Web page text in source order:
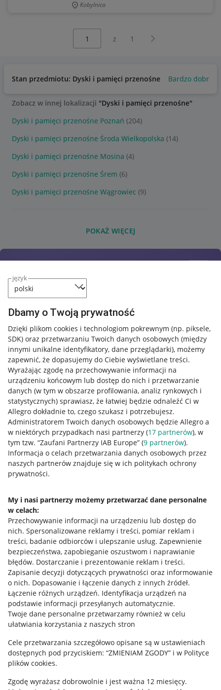
język
Dbamy o Twoją prywatność
Dzięki plikom cookies i technologiom pokrewnym (np. piksele,
SDK) oraz przetwarzaniu Twoich danych osobowych (między
innymi unikalne identyfikatory, dane przeglądarki), możemy
zapewnić, że dopasujemy do Ciebie wyświetlane treści.
Wyrażając zgodę na przechowywanie informacji na
urządzeniu końcowym lub dostęp do nich i przetwarzanie
danych (w tym w obszarze profilowania, analiz rynkowych i
statystycznych) sprawiasz, że łatwiej będzie odnaleźć Ci w
Allegro dokładnie to, czego szukasz i potrzebujesz.
Administratorem Twoich danych osobowych będzie Allegro a
w niektórych przypadkach nasi partnerzy (17 partnerów), w
tym tzw. “Zaufani Partnerzy IAB Europe” (9 partnerów).
Informacja o celach przetwarzania danych osobowych przez
naszych partnerów znajduje się w ich politykach ochrony
prywatności.
My i nasi partnerzy możemy przetwarzać dane personalne
w celach:
Przechowywanie informacji na urządzeniu lub dostęp do
nich. Spersonalizowane reklamy i treści, pomiar reklam i
treści, badanie odbiorców i ulepszanie usług. Zapewnienie
bezpieczeństwa, zapobieganie oszustwom i naprawianie
błędów. Dostarczanie i prezentowanie reklam i treści.
Zapisanie decyzji dotyczących prywatności oraz informowanie
o nich. Dopasowanie i łączenie danych z innych źródeł.
Łączenie różnych urządzeń. Identyfikacja urządzeń na
podstawie informacji przesyłanych automatycznie.
Twoje dane personalne przetwarzamy również w celu
ułatwiania korzystania z naszych stron
Cele przetwarzania szczegółowo opisane są w ustawieniach
dostępnych pod przyciskiem: “ZMIENIAM ZGODY” i w Polityce
plików cookies.
Zgodę wyrażasz dobrowolnie i jest ważna 12 miesięcy.
Kobylnica
z 1 Następna strona
Stan przedmiotu: Dyski i pamięci przenośne Bardzo dobry
Zobacz w innej lokalizacji "Dyski i pamięci przenośne"
Dyski i pamięci przenośne Poznań (204)
Dyski i pamięci przenośne Środa Wielkopolska (14)
Dyski i pamięci przenośne Mosina (4)
Dyski i pamięci przenośne Śrem (6)
Dyski i pamięci przenośne Wągrowiec (9)
POKAŻ WIĘCEJ
Przydatne informacje
Jak to działa
Allegro Gadane dla sprzedających
Allegro Gadane dla kupujących
Mapa miejscowości
Informacje prawne
Regulamin
Polityka plików "cookies"
Ustawienia plików "cookies"
Udostępnianie lokalizacji
Informacje dla Aktu o Usługach Cyfrowych
Pobierz aplikację